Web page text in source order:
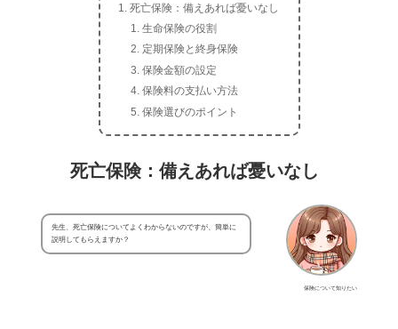
死亡保険：備えあれば憂いなし
生命保険の役割
定期保険と終身保険
保険金額の設定
保険料の支払い方法
保険選びのポイント
死亡保険：備えあれば憂いなし
保険について知りたい
先生、死亡保険についてよくわからないのですが、簡単に
説明してもらえますか？